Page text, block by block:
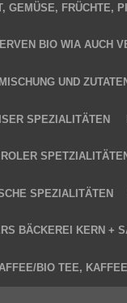
GEMÜSE, FRÜCHTE,
BIO WIA AUCH
UND
SPEZIALITÄTEN
SPEZIALITÄTEN
BÄCKEREI KERN +
BIO TEE,